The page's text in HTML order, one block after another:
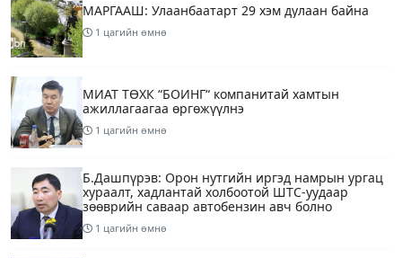
МАРГААШ: Улаанбаатарт 29 хэм дулаан байна
1 цагийн өмнө
МИАТ ТӨХК “БОИНГ“ компанитай хамтын
ажиллагаагаа өргөжүүлнэ
1 цагийн өмнө
Б.Дашпүрэв: Орон нутгийн иргэд намрын ургац
хураалт, хадлантай холбоотой ШТС-уудаар
зөөврийн саваар автобензин авч болно
1 цагийн өмнө